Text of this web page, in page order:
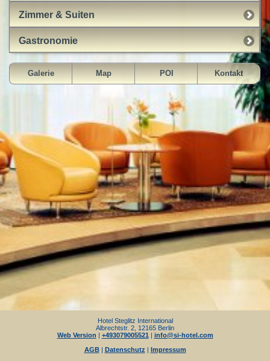
Zimmer & Suiten
Gastronomie
Galerie Map POI Kontakt
Hotel Steglitz International
Albrechtstr. 2, 12165 Berlin
Web Version | +493079005521 | info@si-hotel.com
AGB| Datenschutz | Impressum